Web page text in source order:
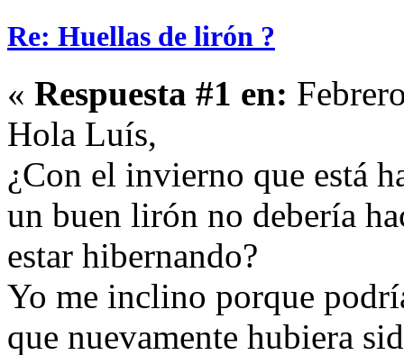
Re: Huellas de lirón ?
« Respuesta #1 en:
Hola Luís,
¿Con el invierno que está
un buen lirón no debería
estar hibernando?
Yo me inclino porque
que nuevamente hubiera